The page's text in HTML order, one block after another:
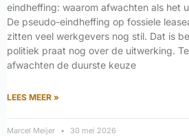
eindheffing: waarom afwachten als het
De pseudo-eindheffing op fossiele
zitten veel werkgevers nog stil. Dat is
politiek praat nog over de uitwerking.
afwachten de duurste keuze
LEES MEER »
Marcel Meijer 30 mei 2026